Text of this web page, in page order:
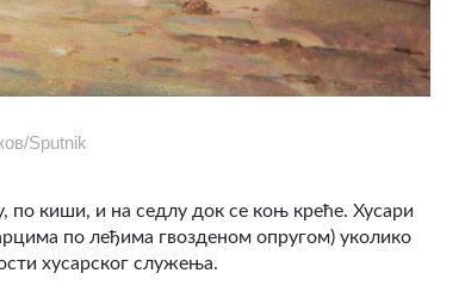
Sputnik
киши, и на седлу док се коњ креће. Хусари
по леђима гвозденом опругом) уколико
хусарског служења.